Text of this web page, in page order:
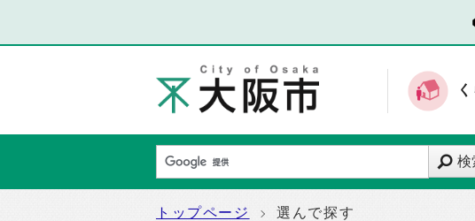
検
トップページ 選んで探す